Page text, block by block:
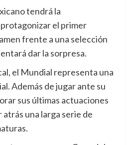
tendrá la
el primer
frente a una selección
dar la sorpresa.
el Mundial representa una
Además de jugar ante su
sus últimas actuaciones
una larga serie de